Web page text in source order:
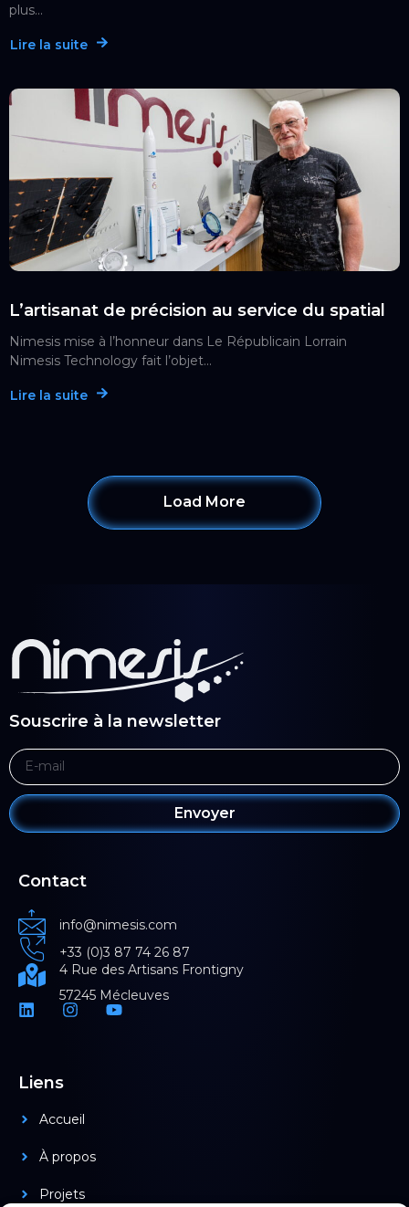
plus...
Lire la suite
L’artisanat de précision au service du spatial
Nimesis mise à l’honneur dans Le Républicain Lorrain
Nimesis Technology fait l’objet...
Lire la suite
Load More
Souscrire à la newsletter
Envoyer
Contact
info@nimesis.com
+33 (0)3 87 74 26 87
4 Rue des Artisans Frontigny
57245 Mécleuves
Liens
Accueil
À propos
Projets